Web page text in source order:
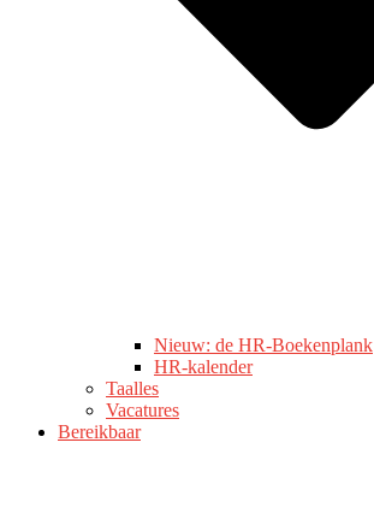
Nieuw: de HR-Boekenplank
HR-kalender
Taalles
Vacatures
Bereikbaar